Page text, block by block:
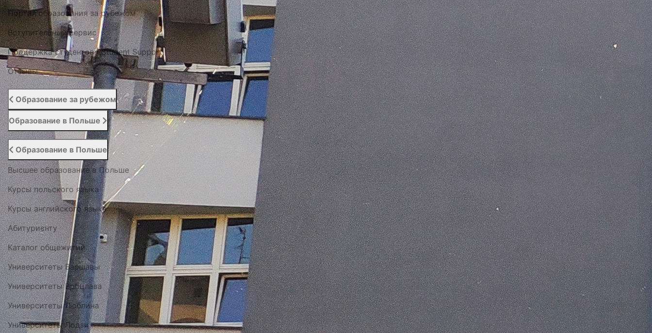
Портал образования за рубежом
Вступительный сервис
Поддержка студентов | Student Support
Отзывы
Образование за рубежом
Образование в Польше
Образование в Польше
Высшее образование в Польше
Курсы польского языка
Курсы английского языка
Абитуриенту
Каталог общежитий
Университеты Варшавы
Университеты Вроцлава
Университеты Люблина
Университеты Лодзи